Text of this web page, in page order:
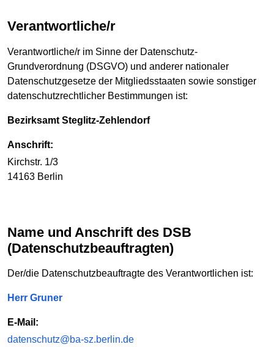
Verantwortliche/r
Verantwortliche/r im Sinne der Datenschutz-
Grundverordnung (DSGVO) und anderer nationaler
Datenschutzgesetze der Mitgliedsstaaten sowie sonstiger
datenschutzrechtlicher Bestimmungen ist:
Bezirksamt Steglitz-Zehlendorf
Anschrift:
Kirchstr. 1/3
14163 Berlin
Name und Anschrift des DSB
(Datenschutzbeauftragten)
Der/die Datenschutzbeauftragte des Verantwortlichen ist:
Herr Gruner
E-Mail:
datenschutz@ba-sz.berlin.de